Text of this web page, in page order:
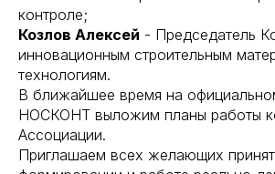
контроле;
Козлов Алексей - Председатель
инновационным строительным
технологиям.
В ближайшее время на
НОСКОНТ выложим планы работы
Ассоциации.
Приглашаем всех желающих